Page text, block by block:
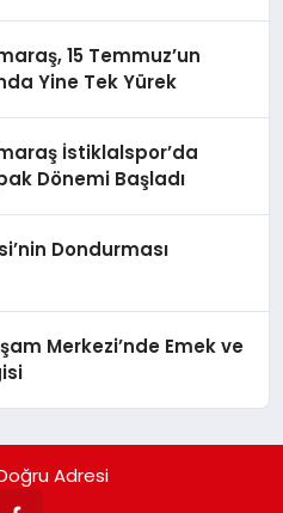
15 Temmuz’un
Yine Tek Yürek
İstiklalspor’da
Dönemi Başladı
Dondurması
Merkezi’nde Emek ve
Adresi